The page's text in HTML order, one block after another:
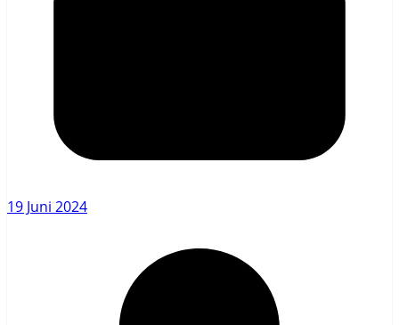
19 Juni 2024